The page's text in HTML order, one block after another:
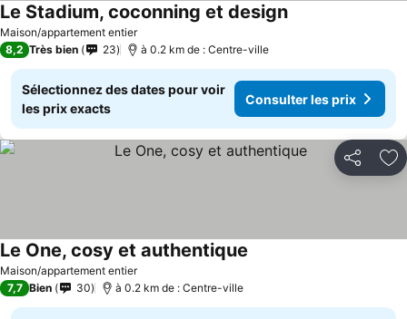
Maison/appartement entier
Le Stadium, coconning et designConsulter les prix
8,2 Très bien 23 à 0.2 km de : Centre-ville
Sélectionnez des dates pour voir
les prix exacts
Consulter les prix
Partager
Maison/appartement entier
Le One, cosy et authentique
7,7 Bien 30 à 0.2 km de : Centre-ville